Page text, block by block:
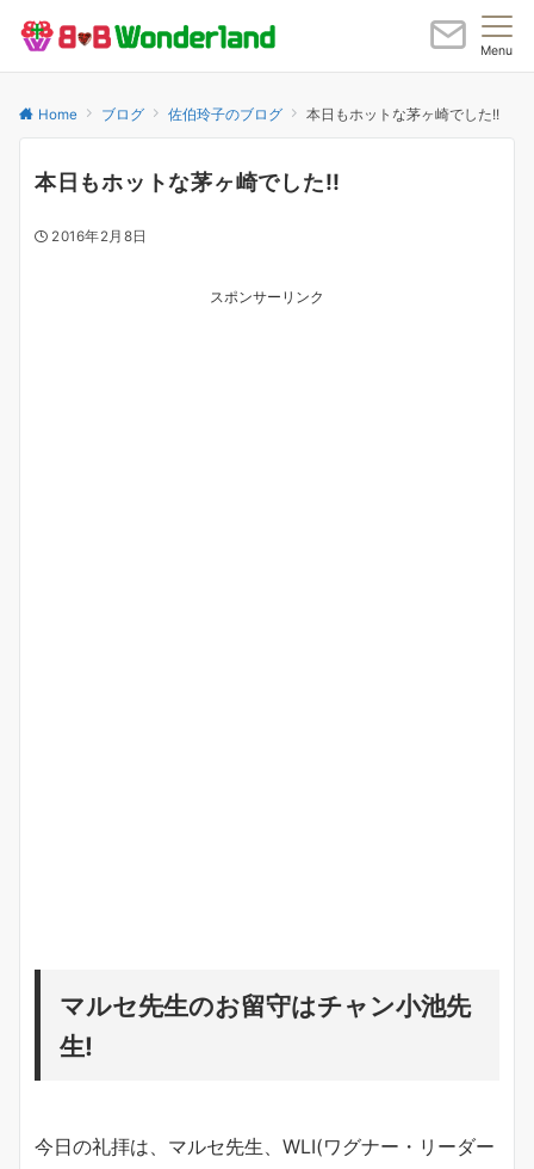
Menu
Home ブログ 佐伯玲子のブログ 本日もホットな茅ヶ崎でした!!
本日もホットな茅ヶ崎でした!!
2016年2月8日
スポンサーリンク
マルセ先生のお留守はチャン小池先
生!
今日の礼拝は、マルセ先生、WLI(ワグナー・リーダー